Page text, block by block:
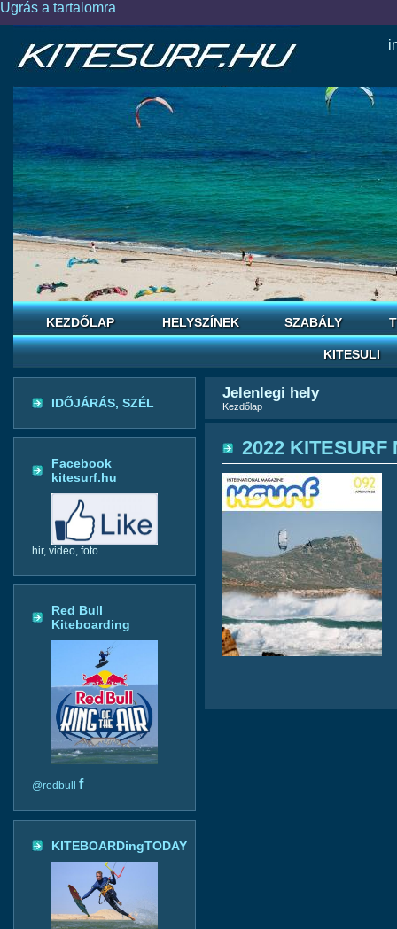
Ugrás a tartalomra
KEZDŐLAP HELYSZÍNEK SZABÁLY
KITESULI
IDŐJÁRÁS, SZÉL
Facebook
kitesurf.hu
hir, video, foto
Red Bull
Kiteboarding
@redbull f
KITEBOARDingTODAY
Jelenlegi hely
Kezdőlap
2022 KITESURF